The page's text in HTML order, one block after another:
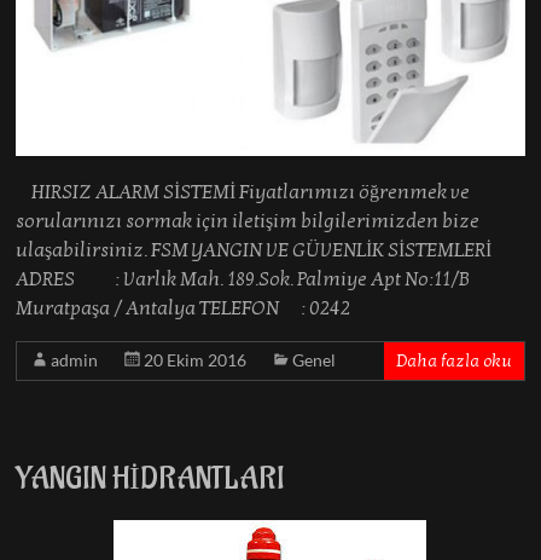
HIRSIZ ALARM SİSTEMİ Fiyatlarımızı öğrenmek ve
sorularınızı sormak için iletişim bilgilerimizden bize
ulaşabilirsiniz. FSM YANGIN VE GÜVENLİK SİSTEMLERİ
ADRES : Varlık Mah. 189.Sok. Palmiye Apt No:11/B
Muratpaşa / Antalya TELEFON : 0242
admin 20 Ekim 2016 Genel Daha fazla oku
YANGIN HİDRANTLARI